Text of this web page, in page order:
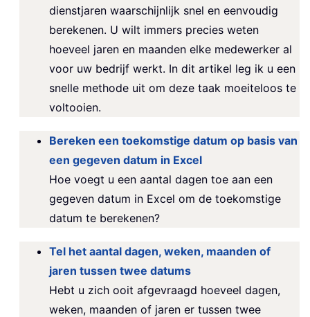
dienstjaren waarschijnlijk snel en eenvoudig
berekenen. U wilt immers precies weten
hoeveel jaren en maanden elke medewerker al
voor uw bedrijf werkt. In dit artikel leg ik u een
snelle methode uit om deze taak moeiteloos te
voltooien.
Bereken een toekomstige datum op basis van
een gegeven datum in Excel
Hoe voegt u een aantal dagen toe aan een
gegeven datum in Excel om de toekomstige
datum te berekenen?
Tel het aantal dagen, weken, maanden of
jaren tussen twee datums
Hebt u zich ooit afgevraagd hoeveel dagen,
weken, maanden of jaren er tussen twee